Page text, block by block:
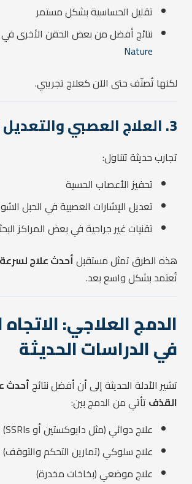
تقليل الحساسية بشكل مستمر
نتائج أفضل من بعض الحقن الأخرى
Nature
لكنها تُصنّف حتى الآن كعلاج تجريبي.
3. العلاج العصبي والتعديل الكهربائي
تجارب حديثة تتناول:
تحفيز الأعصاب الحسية
تعديل الإشارات العصبية في الحبل
تقنيات غير جراحية في بعض المراكز
هذه الطرق تمثل مستقبلأحدث علاج
تُعتمد بشكل واسع بعد.
الدمج العلاجي:
في الدراسات الحديثة
تشير الأدلة الحديثة إلى أن أفضل نتائجأحدث
القذف تأتي من الدمج بين:
علاج دوائي (مثل دابوكستين أو SSRIs)
علاج سلوكي (تمارين التحكم والتوقف)
علاج موضعي (بخاخات مخدرة)